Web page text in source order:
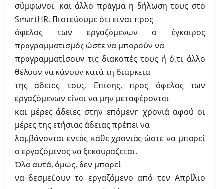
σύμφωνοι, και άλλο πράγμα η δήλωση τους στο
SmartHR. Πιστεύουμε ότι είναι προς
όφελος των εργαζόμενων ο έγκαιρος
προγραμματισμός ώστε να μπορούν να
προγραμματίσουν τις διακοπές τους ή ό,τι άλλο
θέλουν να κάνουν κατά τη διάρκεια
της άδειας τους. Επίσης, προς όφελος των
εργαζόμενων είναι να μην μεταφέρονται
και μέρες άδειες στην επόμενη χρονιά αφού οι
μέρες της ετήσιας άδειας πρέπει να
λαμβάνονται εντός κάθε χρονιάς ώστε να μπορεί
ο εργαζόμενος να ξεκουράζεται.
Όλα αυτά, όμως, δεν μπορεί
να δεσμεύουν το εργαζόμενο από τον Απρίλιο